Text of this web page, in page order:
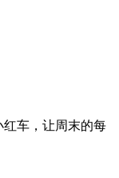
红车，让周末的每